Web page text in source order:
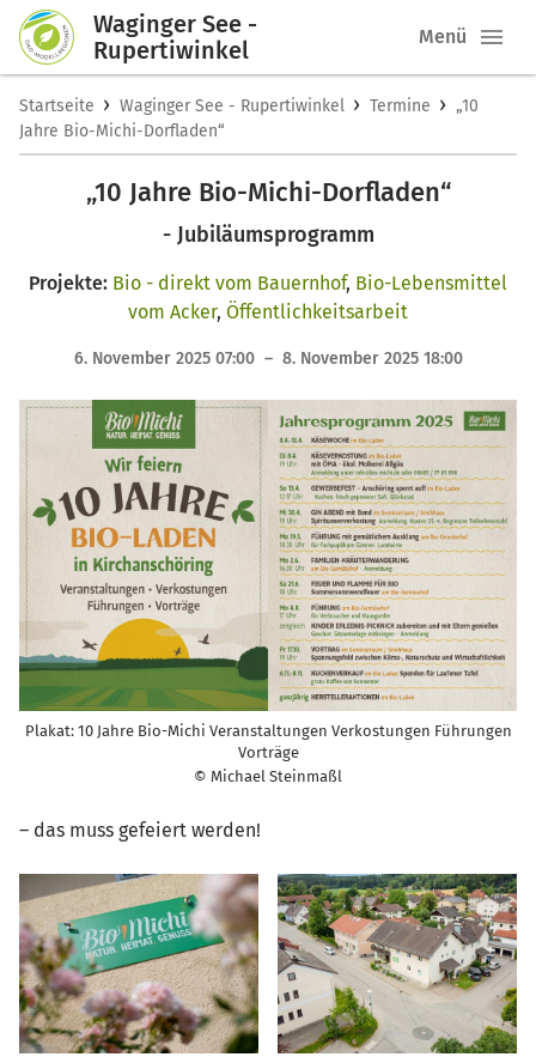
Waginger See -
Rupertiwinkel
Menü
Startseite › Waginger See - Rupertiwinkel › Termine › „10
Jahre Bio-Michi-Dorfladen“
„10 Jahre Bio-Michi-Dorfladen“
- Jubiläumsprogramm
Projekte: Bio - direkt vom Bauernhof, Bio-Lebensmittel
vom Acker, Öffentlichkeitsarbeit
6. November 2025 07:00 – 8. November 2025 18:00
Plakat: 10 Jahre Bio-Michi Veranstaltungen Verkostungen Führungen
Vorträge
© Michael Steinmaßl
– das muss gefeiert werden!